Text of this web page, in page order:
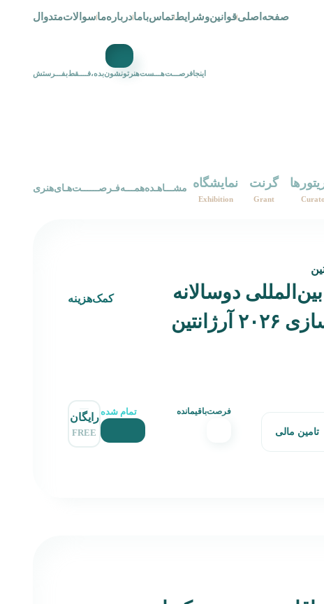
صفحه‌اصلیقوانین‌و‌شرایطتماس‌با‌مادرباره‌ما سوالات‌متدوال
اینجافرصـــت‌هـــست‌هنرتونشون‌بده،فــــقط‌بفـــرستش
گرنت
Grant
نمایشگاه
Exhibition
‌‌مشـــاهـده‌همـــه‌فـرصــــــت‌هـای‌هنری‌
دوسالانه
کمک‌هزینه
تامین مالی
فرصت‌باقیمانده تمام شده رایگان
FREE